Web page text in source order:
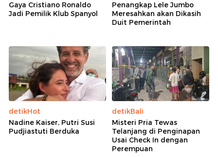
Gaya Cristiano Ronaldo
Jadi Pemilik Klub Spanyol
Penangkap Lele Jumbo
Meresahkan akan Dikasih
Duit Pemerintah
detikHot
Nadine Kaiser, Putri Susi
Pudjiastuti Berduka
detikBali
Misteri Pria Tewas
Telanjang di Penginapan
Usai Check In dengan
Perempuan